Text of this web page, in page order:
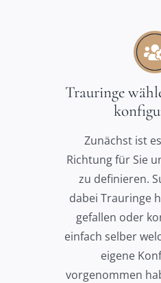
Trauringe
Zunächst ist
Richtung für Sie
zu definieren.
dabei Trauringe
gefallen oder
einfach selber
eigene
vorgenommen